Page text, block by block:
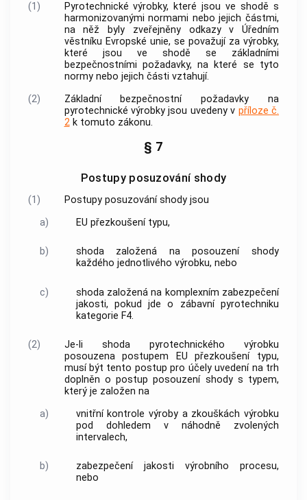
(1) Pyrotechnické výrobky, které jsou ve shodě s
harmonizovanými normami nebo jejich částmi,
na něž byly zveřejněny odkazy v Úředním
věstníku Evropské unie, se považují za výrobky,
které jsou ve shodě se základními
bezpečnostními požadavky, na které se tyto
normy nebo jejich části vztahují.
(2)
Základní bezpečnostní požadavky na
pyrotechnické výrobkyjsou uvedeny v příloze č.
2k tomuto zákonu.
§ 7
Postupy posuzování shody
(1)
Postupy posuzování shody jsou
a)
EU přezkoušení typu,
b) shoda založená naposouzení shody
každého jednotlivého výrobku, nebo
c)
shoda založená na komplexním zabezpečení
jakosti, pokud jde o zábavní pyrotechniku
kategorie F4.
(2) Je-li shoda pyrotechnického výrobku
posouzena postupem EU přezkoušení typu,
musí být tento postup pro účelyuvedení na trh
doplněn o postupposouzení shodys typem,
který je založen na
a)
vnitřní kontrole výroby a zkouškách výrobku
pod dohledem v náhodně zvolených
intervalech,
b)
zabezpečení jakosti výrobního procesu,
nebo